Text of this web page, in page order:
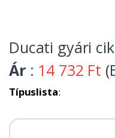
Ducati gyári
Ár : 14 732 Ft
Típuslista: